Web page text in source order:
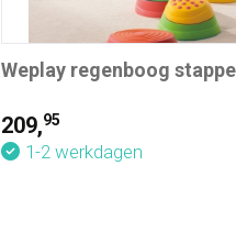
Weplay regenboog
209,95
1-2 werkdagen